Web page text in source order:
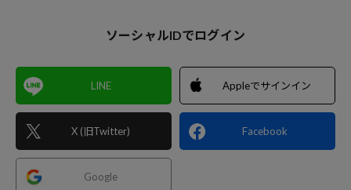
ソーシャルIDでログイン
LINE
X (旧Twitter)
Appleでサインイン
Facebook
Google